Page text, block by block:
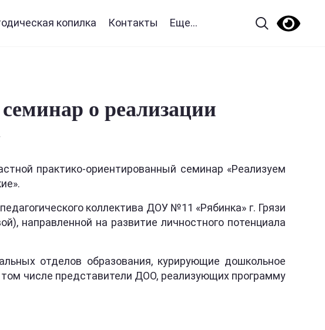
копилка Контакты Еще...
о реализации
практико-ориентированный семинар «Реализуем
коллектива ДОУ №11 «Рябинка» г. Грязи
направленной на развитие личностного потенциала
отделов образования, курирующие дошкольное
числе представители ДОО, реализующих программу